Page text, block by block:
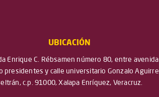
UBICACIÓN
Enrique C. Rébsamen número 80, entre avenida
presidentes y calle universitario Gonzalo Aguirre
c.p. 91000, Xalapa Enríquez, Veracruz.